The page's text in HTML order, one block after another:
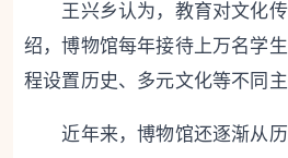
王兴乡认为，教育对文化传
绍，博物馆每年接待上万名学
程设置历史、多元文化等不同主
近年来，博物馆还逐渐从历